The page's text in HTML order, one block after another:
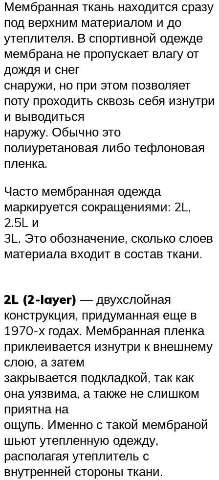
Мембранная ткань находится сразу
под верхним материалом и до
утеплителя. В спортивной одежде
мембрана не пропускает влагу от
дождя и снег
снаружи, но при этом позволяет
поту проходить сквозь себя изнутри
и выводиться
наружу. Обычно это
полиуретановая либо тефлоновая
пленка.
Часто мембранная одежда
маркируется сокращениями: 2L,
2.5L и
3L. Это обозначение, сколько слоев
материала входит в состав ткани.
2L (2-layer) — двухслойная
конструкция, придуманная еще в
1970-х годах. Мембранная пленка
приклеивается изнутри к внешнему
слою, а затем
закрывается подкладкой, так как
она уязвима, а также не слишком
приятна на
ощупь. Именно с такой мембраной
шьют утепленную одежду,
располагая утеплитель с
внутренней стороны ткани.